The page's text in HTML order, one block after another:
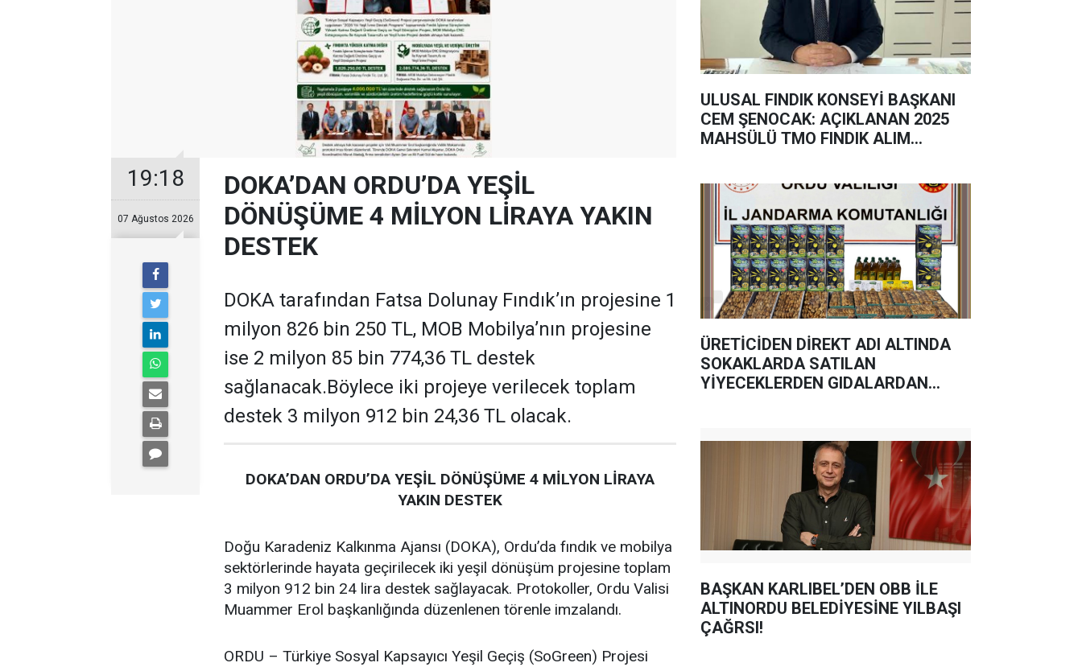
19:18
07 Ağustos 2026
DOKA’DAN ORDU’DA YEŞİL
DÖNÜŞÜME 4 MİLYON LİRAYA YAKIN
DESTEK
DOKA tarafından Fatsa Dolunay Fındık’ın projesine 1
milyon 826 bin 250 TL, MOB Mobilya’nın projesine
ise 2 milyon 85 bin 774,36 TL destek
sağlanacak.Böylece iki projeye verilecek toplam
destek 3 milyon 912 bin 24,36 TL olacak.
DOKA’DAN ORDU’DA YEŞİL DÖNÜŞÜME 4 MİLYON LİRAYA
YAKIN DESTEK
Doğu Karadeniz Kalkınma Ajansı (DOKA), Ordu’da fındık ve mobilya
sektörlerinde hayata geçirilecek iki yeşil dönüşüm projesine toplam
3 milyon 912 bin 24 lira destek sağlayacak. Protokoller, Ordu Valisi
Muammer Erol başkanlığında düzenlenen törenle imzalandı.
ORDU – Türkiye Sosyal Kapsayıcı Yeşil Geçiş (SoGreen) Projesi
ULUSAL FINDIK KONSEYİ BAŞKANI
CEM ŞENOCAK: AÇIKLANAN 2025
MAHSÜLÜ TMO FINDIK ALIM
ÜRETİCİDEN DİREKT ADI ALTINDA
SOKAKLARDA SATILAN
YİYECEKLERDEN GIDALARDAN
BAŞKAN KARLIBEL’DEN OBB İLE
ALTINORDU BELEDİYESİNE YILBAŞI
ÇAĞRSI!